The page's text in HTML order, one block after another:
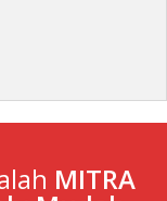
MITRA